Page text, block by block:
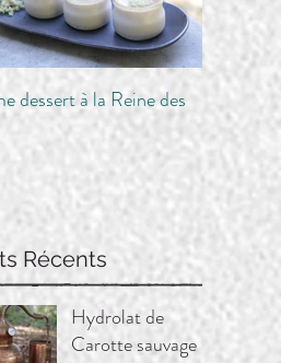
dessert à la Reine des
Récents
Hydrolat de
Carotte sauvage